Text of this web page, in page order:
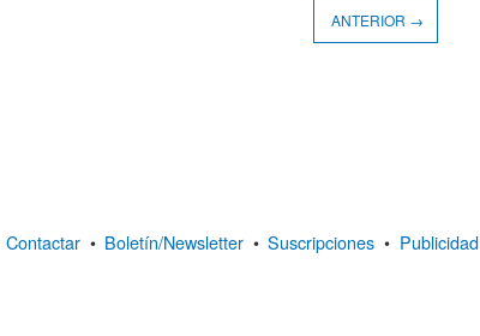
ANTERIOR →
Contactar • Boletín/Newsletter • Suscripciones • Publicidad